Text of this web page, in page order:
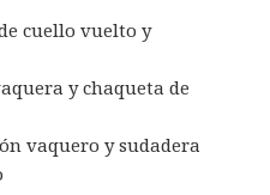
cuello vuelto y
y chaqueta de
vaquero y sudadera